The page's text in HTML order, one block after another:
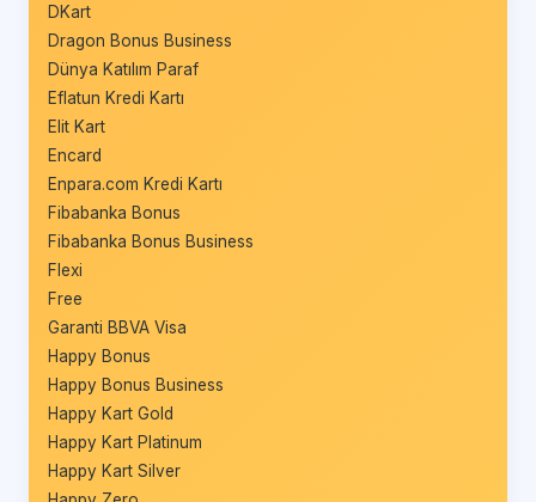
DKart
Dragon Bonus Business
Dünya Katılım Paraf
Eflatun Kredi Kartı
Elit Kart
Encard
Enpara.com Kredi Kartı
Fibabanka Bonus
Fibabanka Bonus Business
Flexi
Free
Garanti BBVA Visa
Happy Bonus
Happy Bonus Business
Happy Kart Gold
Happy Kart Platinum
Happy Kart Silver